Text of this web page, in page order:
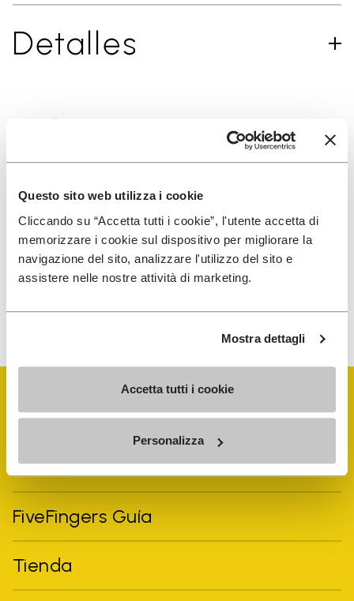
Questo sito web utilizza i cookie
Cliccando su “Accetta tutti i cookie”, l'utente accetta di
memorizzare i cookie sul dispositivo per migliorare la
navigazione del sito, analizzare l'utilizzo del sito e
assistere nelle nostre attività di marketing.
Mostra dettagli
Accetta tutti i cookie
Personalizza
Detalles
He leído laPolítica de Privacidad
acepto el tratamiento de mis datos personales
para recibir comunicaciones personalizadas
política de privacidad. Puedes cancelar tu suscripción en
Vibram Events
FiveFingers Guía
Tienda